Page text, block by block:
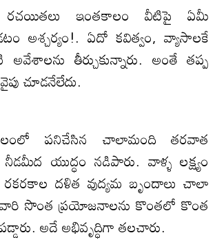
ఇంతకాలం వీటిపై ఏమీ
అశ్చర్యం!. ఏదో కవిత్వం, వ్యాసాలకే
తీర్చుకున్నారు. అంతే తప్ప
చూడనేలేదు.
పనిచేసిన చాలామంది తరవాత
యుద్ధం నడిపారు. వాళ్ళ లక్ష్యం
దళిత వుద్యమ బృందాలు చాలా
సొంత ప్రయోజనాలను కొంతలో కొంత
అదే అభివృద్ధిగా తలచారు.